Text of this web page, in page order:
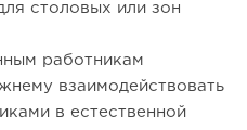
столовых или зон
работникам
взаимодействовать
в естественной